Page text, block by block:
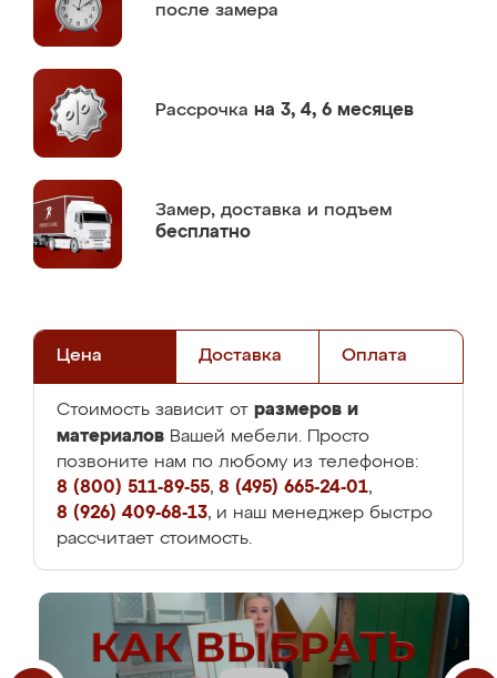
после замера
Рассрочка на 3, 4, 6 месяцев
Замер, доставка и подъем
бесплатно
Цена Доставка Оплата
Стоимость зависит от размеров и
материалов Вашей мебели. Просто
позвоните нам по любому из телефонов:
8 (800) 511-89-55, 8 (495) 665-24-01,
8 (926) 409-68-13, и наш менеджер быстро
рассчитает стоимость.